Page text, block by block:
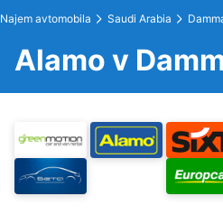
Najem avtomobila Saudi Arabia
Alamo v